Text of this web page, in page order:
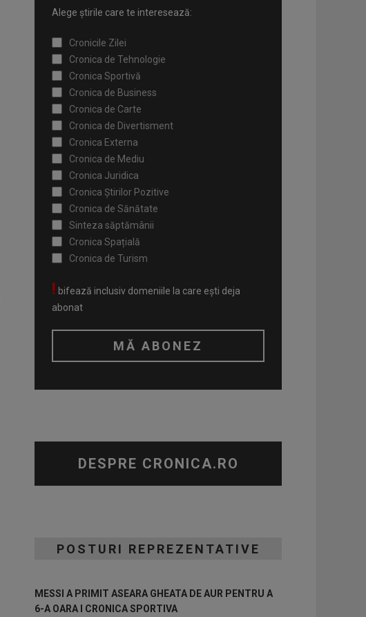
Alege știrile care te interesează:
Cronicile Zilei
Cronica de Tehnologie
Cronica Sportivă
Cronica de Business
Cronica de Carte
Cronica de Divertisment
Cronica Externa
Cronica de Mediu
Cronica Juridica
Cronica Știrilor Pozitive
Cronica de Sănătate
Sinteza săptămânii
Cronica Spațială
Cronica de Turism
! bifează inclusiv domeniile la care ești deja
abonat
DESPRE CRONICA.RO
POSTURI REPREZENTATIVE
MESSI A PRIMIT ASEARA GHEATA DE AUR PENTRU A
6-A OARA I CRONICA SPORTIVA